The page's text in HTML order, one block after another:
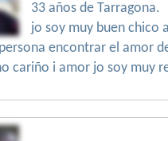
33 años de Tarragona.
jo soy muy buen chico
encontrar el amor
cariño i amor jo soy muy